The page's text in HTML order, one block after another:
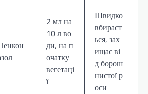
2 мл на
10 л во
ди, на п
очатку
вегетаці
ї
Швидко
вбираєт
ься, зах
ищає ві
д борош
нистої р
оси